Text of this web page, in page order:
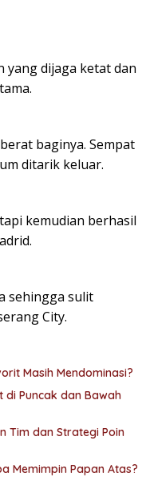
yang dijaga ketat dan
baginya. Sempat
ditarik keluar.
kemudian berhasil
sehingga sulit
City.
Masih Mendominasi?
di Puncak dan Bawah
Tim dan Strategi Poin
Memimpin Papan Atas?